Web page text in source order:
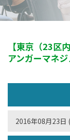
【東京（23区内
アンガーマネ
2016年08月23日